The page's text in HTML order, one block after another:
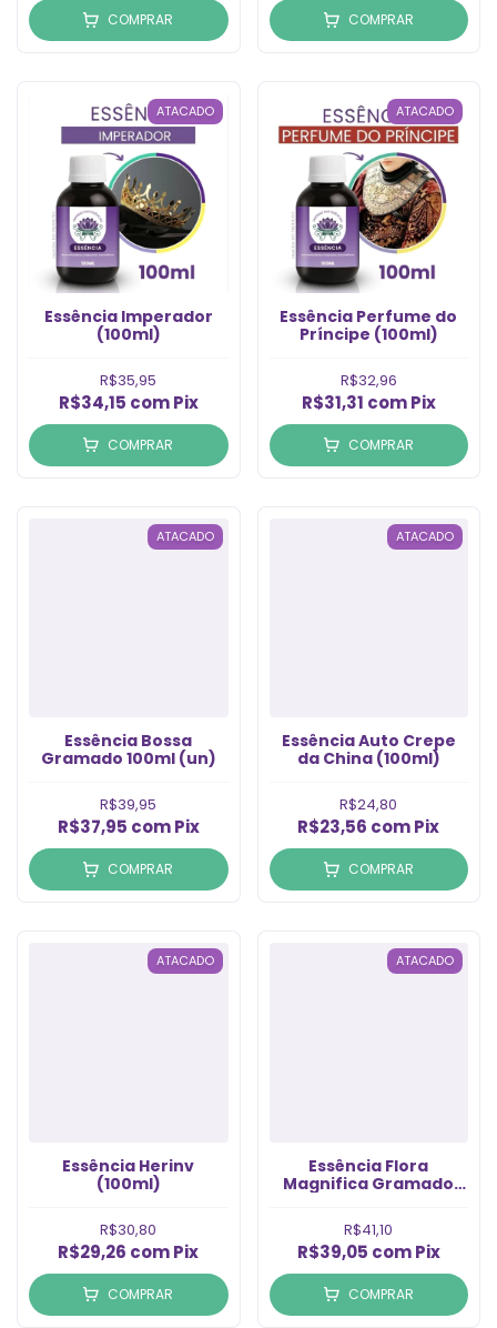
COMPRAR COMPRAR
ATACADO
Essência Imperador
(100ml)
R$35,95
R$34,15 com Pix
COMPRAR
ATACADO
Essência Perfume do
Príncipe (100ml)
R$32,96
R$31,31 com Pix
COMPRAR
ATACADO
Essência Bossa
Gramado 100ml (un)
R$39,95
R$37,95 com Pix
COMPRAR
ATACADO
Essência Auto Crepe
da China (100ml)
R$24,80
R$23,56 comPix
COMPRAR
ATACADO
Essência Herinv
(100ml)
R$30,80
R$29,26 comPix
COMPRAR
ATACADO
Essência Flora
Magnifica Gramado
R$41,10
R$39,05 com Pix
COMPRAR